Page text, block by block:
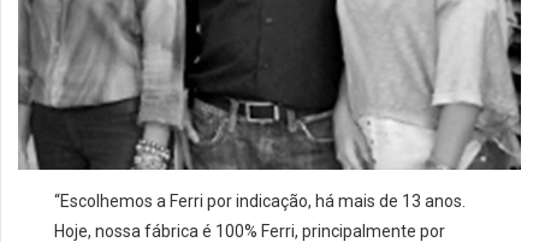
“Escolhemos a Ferri por indicação, há mais de 13 anos.
Hoje, nossa fábrica é 100% Ferri, principalmente por